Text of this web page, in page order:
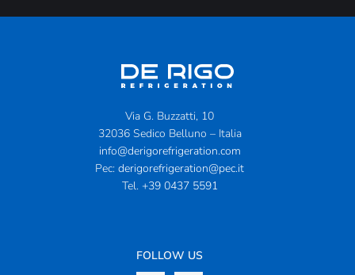
Via G. Buzzatti, 10
32036 Sedico Belluno – Italia
info@derigorefrigeration.com
Pec: derigorefrigeration@pec.it
Tel. +39 0437 5591
FOLLOW US